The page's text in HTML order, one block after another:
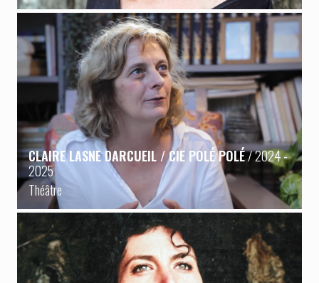
CLAIRE LASNE DARCUEIL / CIE POLÉ POLÉ/ 2024 -
2025
Théâtre